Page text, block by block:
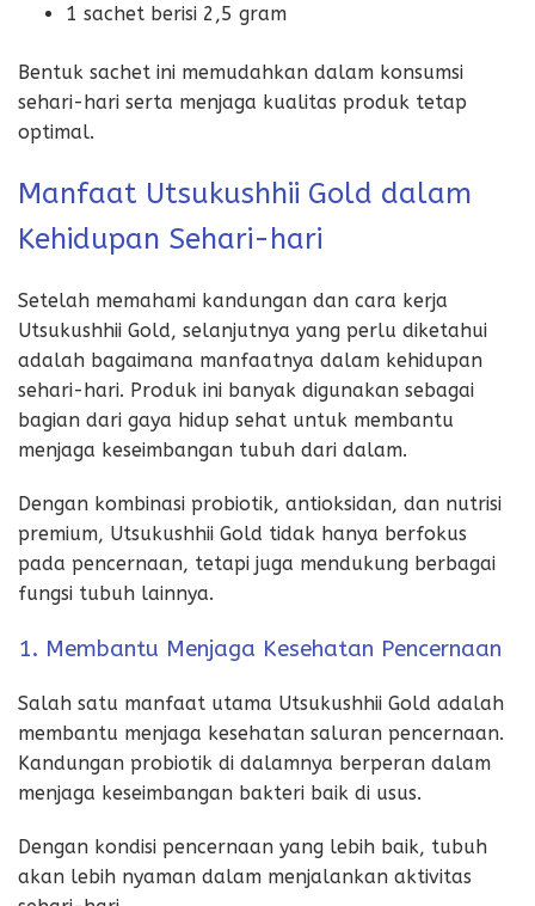
1 sachet berisi 2,5 gram
Bentuk sachet ini memudahkan dalam konsumsi
sehari-hari serta menjaga kualitas produk tetap
optimal.
Manfaat Utsukushhii Gold dalam
Kehidupan Sehari-hari
Setelah memahami kandungan dan cara kerja
Utsukushhii Gold, selanjutnya yang perlu diketahui
adalah bagaimana manfaatnya dalam kehidupan
sehari-hari. Produk ini banyak digunakan sebagai
bagian dari gaya hidup sehat untuk membantu
menjaga keseimbangan tubuh dari dalam.
Dengan kombinasi probiotik, antioksidan, dan nutrisi
premium, Utsukushhii Gold tidak hanya berfokus
pada pencernaan, tetapi juga mendukung berbagai
fungsi tubuh lainnya.
1. Membantu Menjaga Kesehatan Pencernaan
Salah satu manfaat utama Utsukushhii Gold adalah
membantu menjaga kesehatan saluran pencernaan.
Kandungan probiotik di dalamnya berperan dalam
menjaga keseimbangan bakteri baik di usus.
Dengan kondisi pencernaan yang lebih baik, tubuh
akan lebih nyaman dalam menjalankan aktivitas